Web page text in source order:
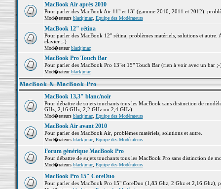
MacBook Air après 2010
Pour parler des MacBook Air 11" et 13" (gamme 2010, 2011 et 2012),
Mod�rateurs blackjmac, Equipe des Modérateurs
MacBook 12" rétina
Pour parler des MacBook 12" rétina, problèmes matériels, solutions et
clavier ;-)
Mod�rateurblackjmac
MacBook Pro Touch Bar
Pour parler des MacBook Pro 13"et 15" Touch Bar (rien à voir avec un bar
Mod�rateurblackjmac
MacBook & MacBook Pro
MacBook 13,3" blanc/noir
Pour débattre de sujets touchants tous les MacBook sans distinction de
GHz, 2,16 GHz, 2,2 GHz ou 2,4 GHz).
Mod�rateurs blackjmac, Equipe des Modérateurs
MacBook Air avant 2010
Pour parler des MacBook Air, problèmes matériels, solutions et autre.
Mod�rateurs blackjmac, Equipe des Modérateurs
Forum générique MacBook Pro
Pour débattre de sujets touchants tous les MacBook Pro sans distinction de
Mod�rateurs blackjmac, Equipe des Modérateurs
MacBook Pro 15" CoreDuo
Pour parler des MacBook Pro 15" CoreDuo (1,83 Ghz, 2 Ghz et 2,16 Ghz),